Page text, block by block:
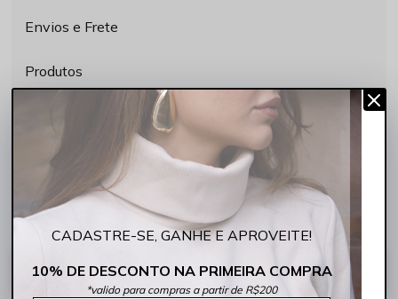
Envios e Frete
Produtos
Compras e Pedidos
Trocas e Devoluções
Garantia e Outras Informações
CONTATO
Como posso entrar em contato com a Rocksham Jeans?
CADASTRE-SE, GANHE E APROVEITE!
10% DE DESCONTO NA PRIMEIRA COMPRA
*valido para compras a partir de R$200